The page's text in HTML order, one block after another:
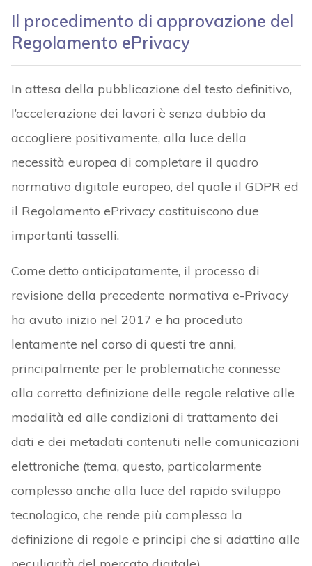
Il procedimento di approvazione del
Regolamento ePrivacy
In attesa della pubblicazione del testo definitivo,
l’accelerazione dei lavori è senza dubbio da
accogliere positivamente, alla luce della
necessità europea di completare il quadro
normativo digitale europeo, del quale il GDPR ed
il Regolamento ePrivacy costituiscono due
importanti tasselli.
Come detto anticipatamente, il processo di
revisione della precedente normativa e-Privacy
ha avuto inizio nel 2017 e ha proceduto
lentamente nel corso di questi tre anni,
principalmente per le problematiche connesse
alla corretta definizione delle regole relative alle
modalità ed alle condizioni di trattamento dei
dati e dei metadati contenuti nelle comunicazioni
elettroniche (tema, questo, particolarmente
complesso anche alla luce del rapido sviluppo
tecnologico, che rende più complessa la
definizione di regole e principi che si adattino alle